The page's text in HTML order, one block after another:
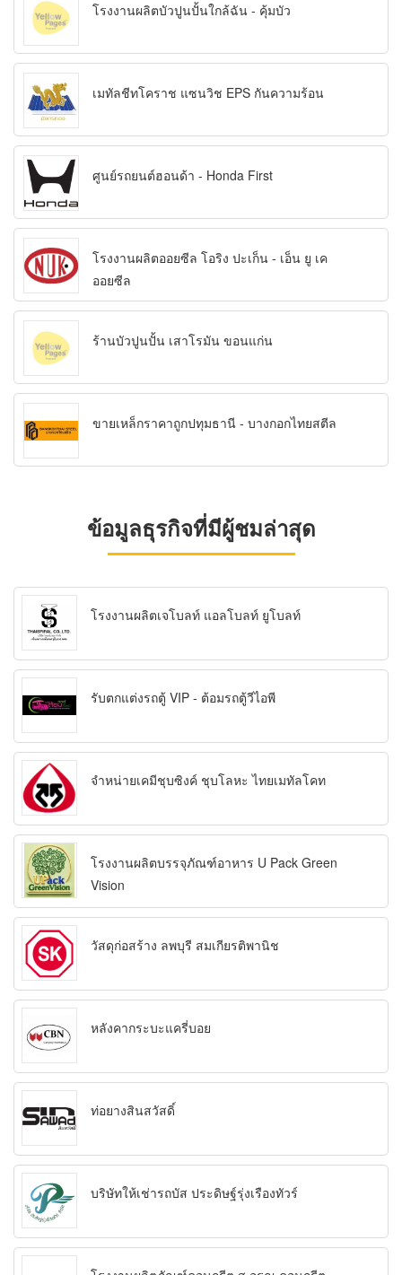
โรงงานผลิตบัวปูนปั้นใกล้ฉัน - คุ้มบัว
เมทัลชีทโคราช แซนวิช EPS กันความร้อน
ศูนย์รถยนต์ฮอนด้า - Honda First
โรงงานผลิตออยซีล โอริง ปะเก็น - เอ็น ยู เค
ออยซีล
ร้านบัวปูนปั้น เสาโรมัน ขอนแก่น
ขายเหล็กราคาถูกปทุมธานี - บางกอกไทยสตีล
ข้อมูลธุรกิจที่มีผู้ชมล่าสุด
โรงงานผลิตเจโบลท์ แอลโบลท์ ยูโบลท์
รับตกแต่งรถตู้ VIP - ต้อมรถตู้วีไอพี
จำหน่ายเคมีชุบซิงค์ ชุบโลหะ ไทยเมทัลโคท
โรงงานผลิตบรรจุภัณฑ์อาหาร U Pack Green
Vision
วัสดุก่อสร้าง ลพบุรี สมเกียรติพานิช
หลังคากระบะแครี่บอย
ท่อยางสินสวัสดิ์
บริษัทให้เช่ารถบัส ประดิษฐ์รุ่งเรืองทัวร์